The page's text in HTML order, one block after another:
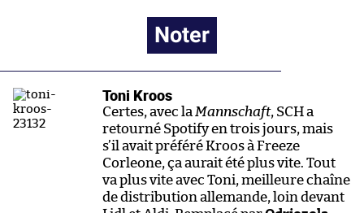
Noter
Toni Kroos
Certes, avec la Mannschaft, SCH a
retourné Spotify en trois jours, mais
s’il avait préféré Kroos à Freeze
Corleone, ça aurait été plus vite. Tout
va plus vite avec Toni, meilleure chaîne
de distribution allemande, loin devant